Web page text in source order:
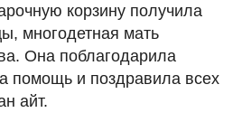
корзину получила
многодетная мать
Она поблагодарила
помощь и поздравила всех
айт.